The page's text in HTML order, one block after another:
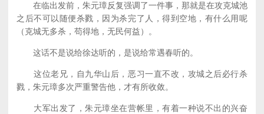
在临出发前，朱元璋反复强调了一件事，那就是在攻克城池
之后不可以随便杀戮，因为杀完了人，得到空地，有什么用呢
（克城无多杀，苟得地，无民何益）。
这话不是说给徐达听的，是说给常遇春听的。
这位老兄，自九华山后，恶习一直不改，攻城之后必行杀
戮，朱元璋多次严重警告他，才有所收敛。
大军出发了，朱元璋坐在营帐里，有着一种说不出的兴奋